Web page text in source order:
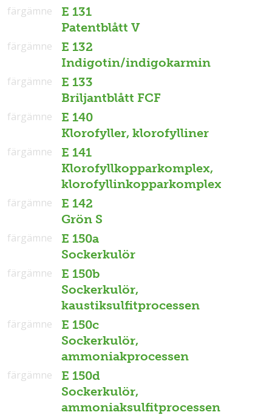
E 131
Patentblått V
färgämne
E 132
Indigotin/indigokarmin
färgämne
E 133
Briljantblått FCF
färgämne
E 140
Klorofyller, klorofylliner
färgämne
E 141
Klorofyllkopparkomplex,
klorofyllinkopparkomplex
färgämne
E 142
Grön S
färgämne
E 150a
Sockerkulör
färgämne
E 150b
Sockerkulör,
kaustiksulfitprocessen
färgämne
E 150c
Sockerkulör,
ammoniakprocessen
färgämne
E 150d
Sockerkulör,
ammoniaksulfitprocessen
färgämne